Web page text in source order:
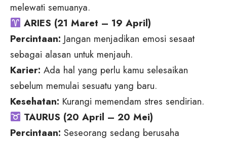
melewati semuanya.
ARIES (21 Maret – 19 April)
Percintaan: Jangan menjadikan emosi sesaat
sebagai alasan untuk menjauh.
Karier: Ada hal yang perlu kamu selesaikan
sebelum memulai sesuatu yang baru.
Kesehatan: Kurangi memendam stres sendirian.
TAURUS (20 April – 20 Mei)
Percintaan: Seseorang sedang berusaha